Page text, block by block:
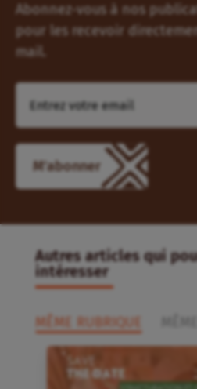
Abonnez-vous à nos
pour les recevoir
mail.
Autres articles qui
intéresser
MÊME RUBRIQUE